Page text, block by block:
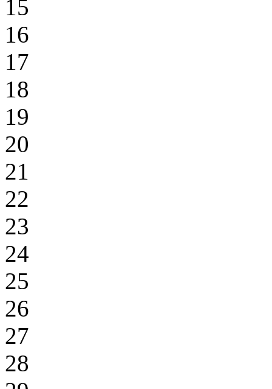
15
16
17
18
19
20
21
22
23
24
25
26
27
28